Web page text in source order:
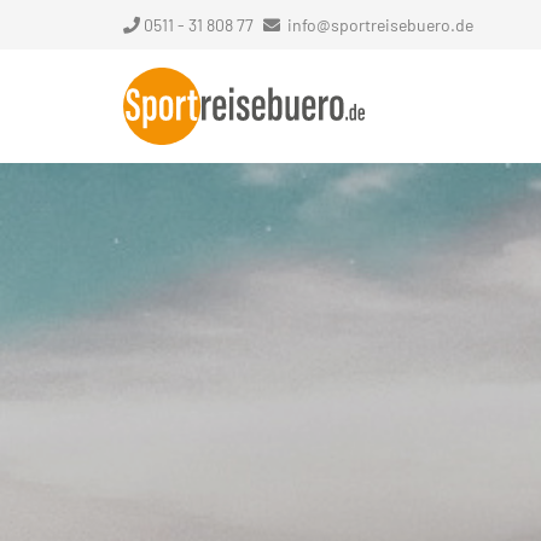
0511 - 31 808 77 info@sportreisebuero.de